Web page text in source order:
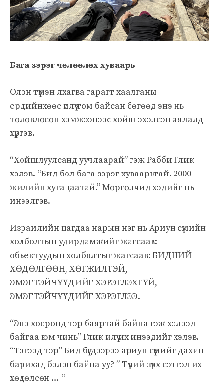
Бага зэрэг чөлөөлөх хуваарь
Олон түмэн лхагва гарагт хаалганы
ердийнхөөс илүү том байсан бөгөөд энэ нь
төлөвлөсөн хэмжээнээс хойш эхэлсэн аялалд
хүргэв.
“Хойшлуулсанд уучлаарай” гэж Рабби Глик
хэлэв. “Бид бол бага зэрэг хуваарьтай. 2000
жилийн хугацаатай.” Мөргөлчид хэдийг нь
инээлгэв.
Израилийн цагдаа нарын нэг нь Ариун сүмийн
холболтын удирдамжийг жагсаав:
обьектуудын холболтыг жагсаав: БИДНИЙ
ХӨДӨЛГӨӨН, ХӨГЖИЛТЭЙ,
ЭМЭГТЭЙЧҮҮДИЙГ ХЭРЭГЛЭХГҮЙ,
ЭМЭГТЭЙЧҮҮДИЙГ ХЭРЭГЛЭЭ.
“Энэ хооронд тэр баяртай байна гэж хэлээд
байгаа юм чинь” Глик илүү их инээдийг хэлэв.
“Тэгээд тэр” Бид бүгдээрээ ариун сүмийг дахин
барихад бэлэн байна уу? ” Түүний зүрх сэтгэл их
хөдөлсөн … “